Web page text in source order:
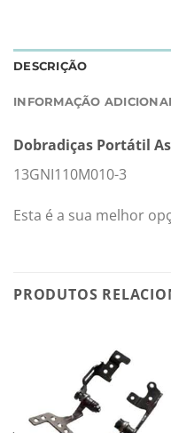
DESCRIÇÃO
INFORMAÇÃO
Dobradiças Portátil
13GNI110M010-3
Esta é a sua melhor
PRODUTOS